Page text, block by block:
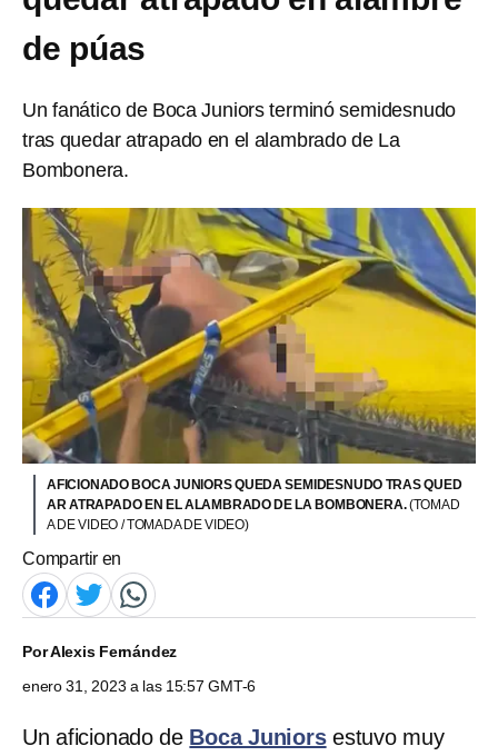
de púas
Un fanático de Boca Juniors terminó semidesnudo
tras quedar atrapado en el alambrado de La
Bombonera.
AFICIONADO BOCA JUNIORS QUEDA SEMIDESNUDO TRAS QUED
AR ATRAPADO EN EL ALAMBRADO DE LA BOMBONERA.(TOMAD
A DE VIDEO / TOMADA DE VIDEO)
Compartir en
PorAlexis Fernández
enero 31, 2023 a las 15:57 GMT-6
Un aficionado de Boca Juniorsestuvo muy